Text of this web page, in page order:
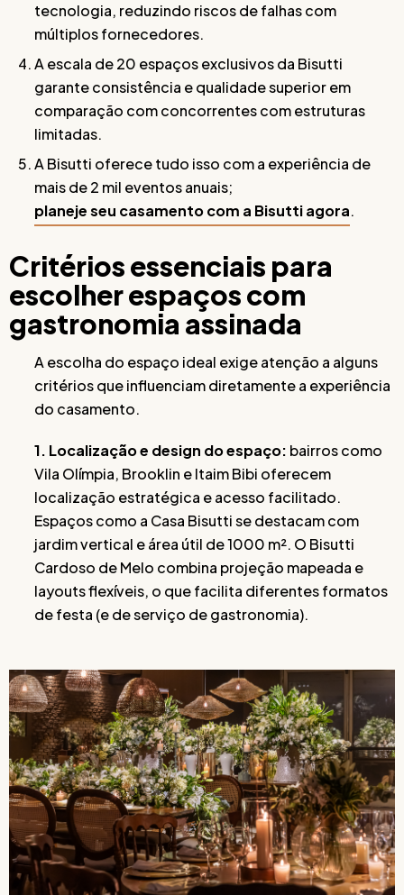
tecnologia, reduzindo riscos de falhas com
múltiplos fornecedores.
A escala de 20 espaços exclusivos da Bisutti
garante consistência e qualidade superior em
comparação com concorrentes com estruturas
limitadas.
A Bisutti oferece tudo isso com a experiência de
mais de 2 mil eventos anuais;
planeje seu casamento com a Bisutti agora.
Critérios essenciais para
escolher espaços com
gastronomia assinada
A escolha do espaço ideal exige atenção a alguns
critérios que influenciam diretamente a experiência
do casamento.
1. Localização e design do espaço: bairros como
Vila Olímpia, Brooklin e Itaim Bibi oferecem
localização estratégica e acesso facilitado.
Espaços como a Casa Bisutti se destacam com
jardim vertical e área útil de 1000 m². O Bisutti
Cardoso de Melo combina projeção mapeada e
layouts flexíveis, o que facilita diferentes formatos
de festa (e de serviço de gastronomia).